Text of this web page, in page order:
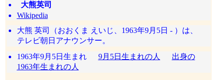
大熊英司
Wikipedia
大熊 英司（おおくま えいじ、1963年9月5日 - ）は、
テレビ朝日アナウンサー。
1963年9月5日生まれ 9月5日生まれの人
出身の
1963年生まれの人